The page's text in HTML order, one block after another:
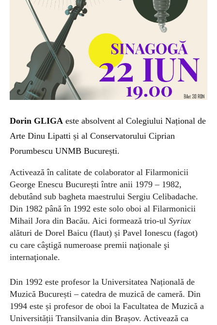
Dorin GLIGA este absolvent al Colegiului Național de
Arte Dinu Lipatti și al Conservatorului Ciprian
Porumbescu UNMB București.
Activează în calitate de colaborator al Filarmonicii
George Enescu București între anii 1979 – 1982,
debutând sub bagheta maestrului Sergiu Celibadache.
Din 1982 până în 1992 este solo oboi al Filarmonicii
Mihail Jora din Bacău. Aici formează trio-ul Syriux
alături de Dorel Baicu (flaut) și Pavel Ionescu (fagot)
cu care câştigă numeroase premii naţionale şi
internaţionale.
Din 1992 este profesor la Universitatea Națională de
Muzică București – catedra de muzică de cameră. Din
1994 este și profesor de oboi la Facultatea de Muzică a
Universității Transilvania din Brașov. Activează ca